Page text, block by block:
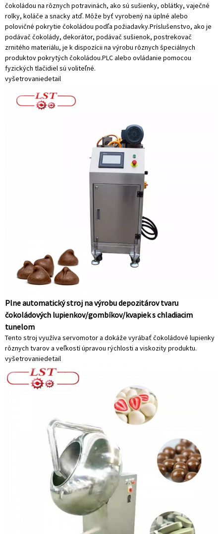
čokoládou na rôznych potravinách, ako sú sušienky, oblátky, vaječné
rolky, koláče a snacky atď. Môže byť vyrobený na úplné alebo
polovičné pokrytie čokoládou podľa požiadavky.Príslušenstvo, ako je
podávač čokolády, dekorátor, podávač sušienok, postrekovač
zrnitého materiálu, je k dispozícii na výrobu rôznych špeciálnych
produktov pokrytých čokoládou.PLC alebo ovládanie pomocou
fyzických tlačidiel sú voliteľné.
vyšetrovaniedetail
Plne automatický stroj na výrobu depozitárov tvaru
čokoládových lupienkov/gombíkov/kvapiek s chladiacim
tunelom
Tento stroj využíva servomotor a dokáže vyrábať čokoládové lupienky
rôznych tvarov a veľkostí úpravou rýchlosti a viskozity produktu.
vyšetrovaniedetail